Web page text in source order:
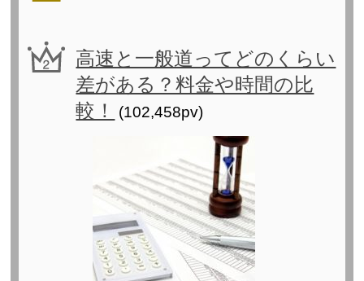
高速と一般道ってどのくらい
差がある？料金や時間の比
較！
(102,458pv)